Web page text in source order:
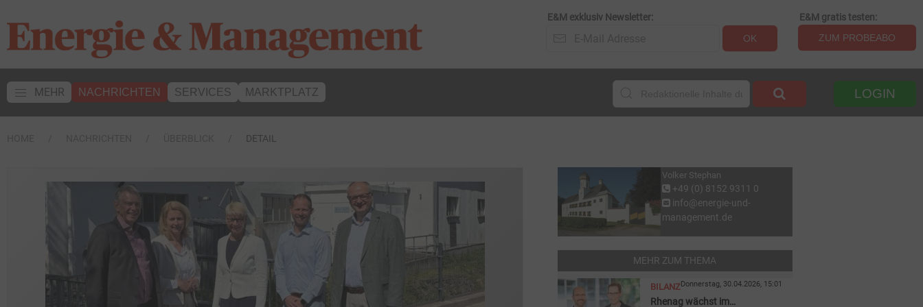
E&M exklusiv Newsletter:
OK
E&M gratis testen:
ZUM PROBEABO
MEHR NACHRICHTEN SERVICES MARKTPLATZ LOGIN
DETAIL
Volker Stephan
+49 (0) 8152 9311 0
info@energie-und-
management.de
MEHR ZUM THEMA
BILANZDonnerstag, 30.04.2026, 15:01
Rhenag wächst im